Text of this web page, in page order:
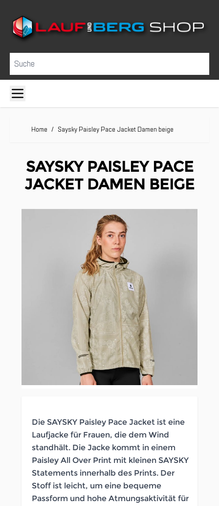
Suche
Home / Saysky Paisley Pace Jacket Damen beige
SAYSKY PAISLEY PACE
JACKET DAMEN BEIGE
Clicken, um das Karussell zu überspringen
Die SAYSKY Paisley Pace Jacket ist eine
Laufjacke für Frauen, die dem Wind
standhält. Die Jacke kommt in einem
Paisley All Over Print mit kleinen SAYSKY
Statements innerhalb des Prints. Der
Stoff ist leicht, um eine bequeme
Passform und hohe Atmungsaktivität für